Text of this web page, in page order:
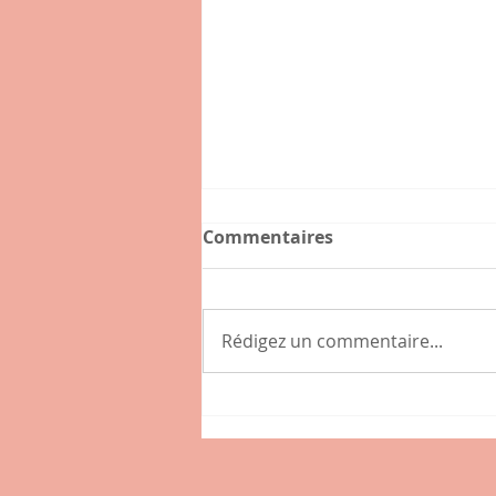
voies du GPS
Commentaires
Rédigez un commentaire...